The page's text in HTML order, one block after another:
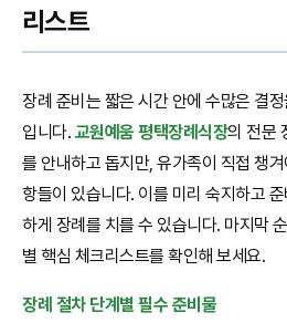
리스트
장례 준비는 짧은 시간 안에 수많은 결
입니다. 교원예움 평택장례식장의 전문
를 안내하고 돕지만, 유가족이 직접 챙
항들이 있습니다. 이를 미리 숙지하고
하게 장례를 치를 수 있습니다. 마지막
별 핵심 체크리스트를 확인해 보세요.
장례 절차 단계별 필수 준비물